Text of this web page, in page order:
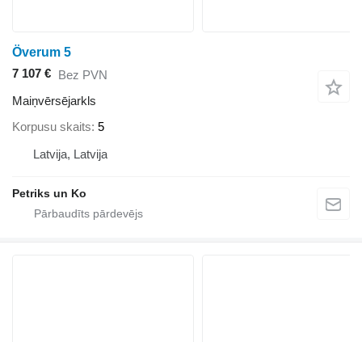
Överum 5
7 107 € Bez PVN
Maiņvērsējarkls
Korpusu skaits 5
Latvija, Latvija
Petriks un Ko